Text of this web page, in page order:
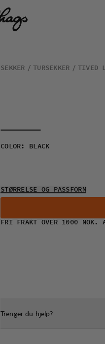
SEKKER TURSEKKER TIVED
COLOR : BLACK
STØRRELSE OG PASSFORM
FRI FRAKT OVER 1000 NOK.
Trenger du hjelp?